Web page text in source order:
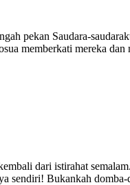
pekan Saudara-
memberkati mereka
dari istirahat
sendiri! Bukankah